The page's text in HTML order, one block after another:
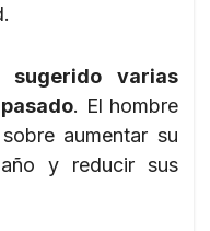
sugerido varias
. El hombre
aumentar su
y reducir sus